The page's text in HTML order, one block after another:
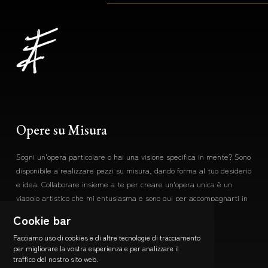
Opere su Misura
Sogni un'opera particolare o hai una visione specifica in mente? Sono
disponibile a realizzare pezzi su misura, dando forma al tuo desiderio
e idea. Collaborare insieme a te per creare un'opera unica è un
viaggio artistico che mi entusiasma e sono qui per accompagnarti in
Contattami
Resta Connesso
Cookie bar
Facciamo uso di cookies e di altre tecnologie di tracciamento
per migliorare la vostra esperienza e per analizzare il
traffico del nostro sito web.